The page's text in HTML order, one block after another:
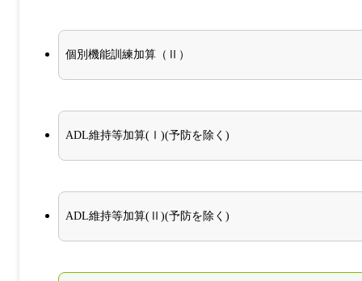
個別機能訓練加算（Ⅱ）
ADL維持等加算(Ⅰ)(予防を除く)
ADL維持等加算(Ⅱ)(予防を除く)